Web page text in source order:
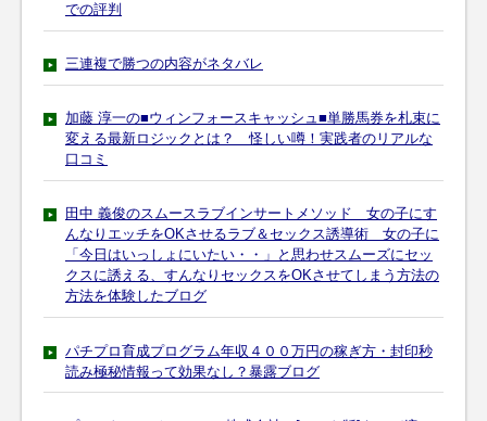
での評判
三連複で勝つの内容がネタバレ
加藤 淳一の■ウィンフォースキャッシュ■単勝馬券を札束に
変える最新ロジックとは？ 怪しい噂！実践者のリアルな
口コミ
田中 義俊のスムースラブインサートメソッド 女の子にす
んなりエッチをOKさせるラブ＆セックス誘導術 女の子に
「今日はいっしょにいたい・・」と思わせスムーズにセッ
クスに誘える、すんなりセックスをOKさせてしまう方法の
方法を体験したブログ
パチプロ育成プログラム年収４００万円の稼ぎ方・封印秒
読み極秘情報って効果なし？暴露ブログ